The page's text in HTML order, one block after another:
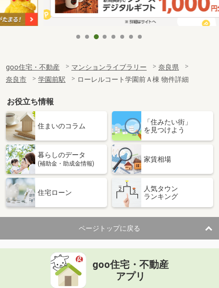
goo住宅・不動産 マンションライブラリー
奈良県
奈良市
学園前駅 ローレルコート学園前Ａ棟 物件詳細
お役立ち情報
住まいのコラム
「住みたい街」
を見つけよう
暮らしのデータ
(補助金・助成金情報)
家賃相場
住宅ローン
人気タウン
ランキング
ページトップに戻る
goo住宅・不動産
アプリ